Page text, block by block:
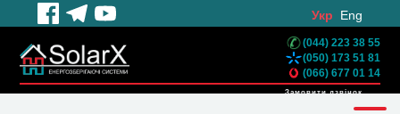
Укр Eng
(044) 223 38 55
(050) 173 51 81
(066) 677 01 14
Замовити дзвінок